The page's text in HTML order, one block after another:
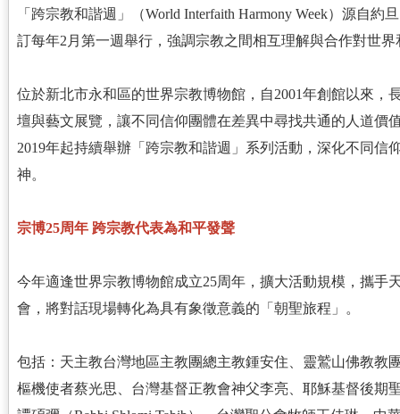
「跨宗教和諧週」（World Interfaith Harmony Week）源自
訂每年2月第一週舉行，強調宗教之間相互理解與合作對世
位於新北市永和區的世界宗教博物館，自2001年創館以來，
壇與藝文展覽，讓不同信仰團體在差異中尋找共通的人道價
2019年起持續舉辦「跨宗教和諧週」系列活動，深化不同信
神。
宗博25周年 跨宗教代表為和平發聲
今年適逢世界宗教博物館成立25周年，擴大活動規模，攜手
會，將對話現場轉化為具有象徵意義的「朝聖旅程」。
包括：天主教台灣地區主教團總主教鍾安住、靈鷲山佛教教
樞機使者蔡光思、台灣基督正教會神父李亮、耶穌基督後期